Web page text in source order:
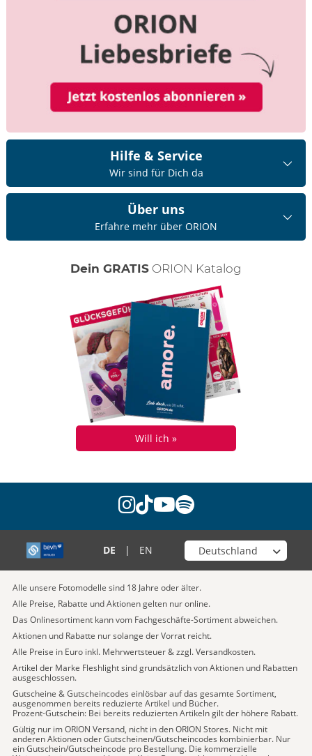
Hilfe & Service
Wir sind für Dich da
Über uns
Erfahre mehr über ORION
Dein GRATIS ORION Katalog
Will ich »
instagram
tiktok
youtube
spotify
DE | EN Wähle deinen Shop
Alle unsere Fotomodelle sind 18 Jahre oder älter.
Alle Preise, Rabatte und Aktionen gelten nur online.
Das Onlinesortiment kann vom Fachgeschäfte-Sortiment abweichen.
Aktionen und Rabatte nur solange der Vorrat reicht.
Alle Preise in Euro inkl. Mehrwertsteuer & zzgl. Versandkosten.
Artikel der Marke Fleshlight sind grundsätzlich von Aktionen und Rabatten
ausgeschlossen.
Gutscheine & Gutscheincodes einlösbar auf das gesamte Sortiment,
ausgenommen bereits reduzierte Artikel und Bücher.
Prozent-Gutschein: Bei bereits reduzierten Artikeln gilt der höhere Rabatt.
Gültig nur im ORION Versand, nicht in den ORION Stores. Nicht mit
anderen Aktionen oder Gutscheinen/Gutscheincodes kombinierbar. Nur
ein Gutschein/Gutscheincode pro Bestellung. Die kommerzielle